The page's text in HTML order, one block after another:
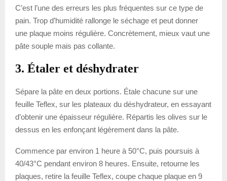
C’est l’une des erreurs les plus fréquentes sur ce type de
pain. Trop d’humidité rallonge le séchage et peut donner
une plaque moins régulière. Concrètement, mieux vaut une
pâte souple mais pas collante.
3. Étaler et déshydrater
Sépare la pâte en deux portions. Étale chacune sur une
feuille Teflex, sur les plateaux du déshydrateur, en essayant
d’obtenir une épaisseur régulière. Répartis les olives sur le
dessus en les enfonçant légèrement dans la pâte.
Commence par environ 1 heure à 50°C, puis poursuis à
40/43°C pendant environ 8 heures. Ensuite, retourne les
plaques, retire la feuille Teflex, coupe chaque plaque en 9